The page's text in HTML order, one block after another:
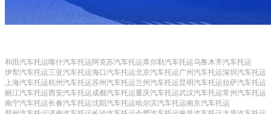
和田汽车托运喀什汽车托运 阿克苏汽车托运库尔勒汽车托运乌鲁木齐汽车托运
伊犁汽车托运三亚汽车托运海口汽车托运北京汽车托运广州汽车托运深圳汽车托运
上海汽车托运杭州汽车托运苏州汽车托运兰州汽车托运昆明汽车托运拉萨汽车托运
丽江汽车托运西安汽车托运成都汽车托运重庆汽车托运武汉汽车托运常州汽车托运
南宁汽车托运长春汽车托运沈阳汽车托运哈尔滨汽车托运南京汽车托运